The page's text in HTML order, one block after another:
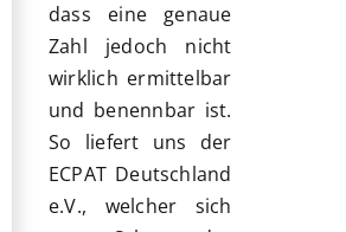
dass eine genaue
Zahl jedoch nicht
wirklich ermittelbar
und benennbar ist.
So liefert uns der
ECPAT Deutschland
e.V., welcher sich